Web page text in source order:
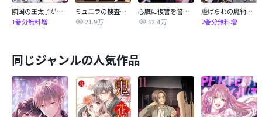
隣国の王太子が奴隷として売られていたので買ってみました【単話】
1巻分無料増
ミュエラの捜査官【タテヨミ】
21.9万
心臓に復讐を誓って
52.4万
虐げられの魔術師令嬢は、『氷狼宰相』様に溺愛される【単話】
2巻分無料増
同じジャンルの人気作品